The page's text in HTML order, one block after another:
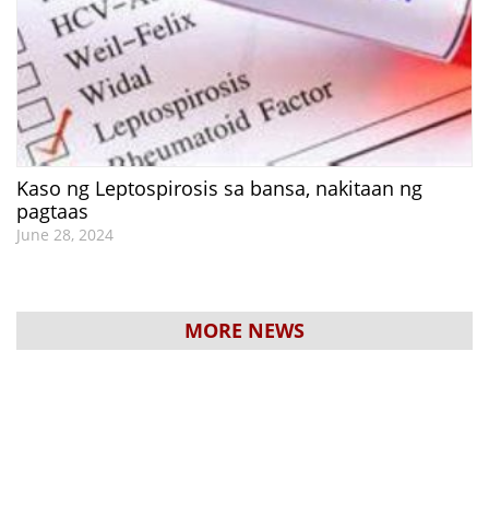
Kaso ng Leptospirosis sa bansa, nakitaan ng
pagtaas
June 28, 2024
MORE NEWS